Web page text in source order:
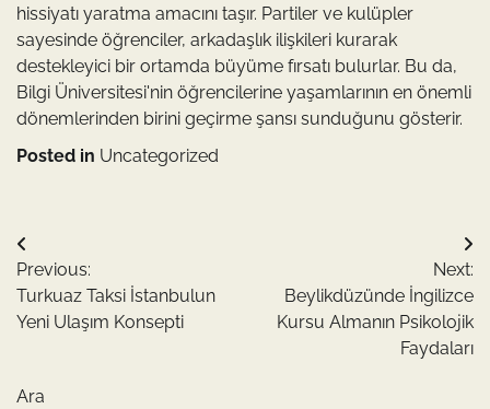
hissiyatı yaratma amacını taşır. Partiler ve kulüpler
sayesinde öğrenciler, arkadaşlık ilişkileri kurarak
destekleyici bir ortamda büyüme fırsatı bulurlar. Bu da,
Bilgi Üniversitesi'nin öğrencilerine yaşamlarının en önemli
dönemlerinden birini geçirme şansı sunduğunu gösterir.
Posted in Uncategorized
Yazı
gezinmesi
Previous:
Turkuaz Taksi İstanbulun
Yeni Ulaşım Konsepti
Next:
Beylikdüzünde İngilizce
Kursu Almanın Psikolojik
Faydaları
Ara